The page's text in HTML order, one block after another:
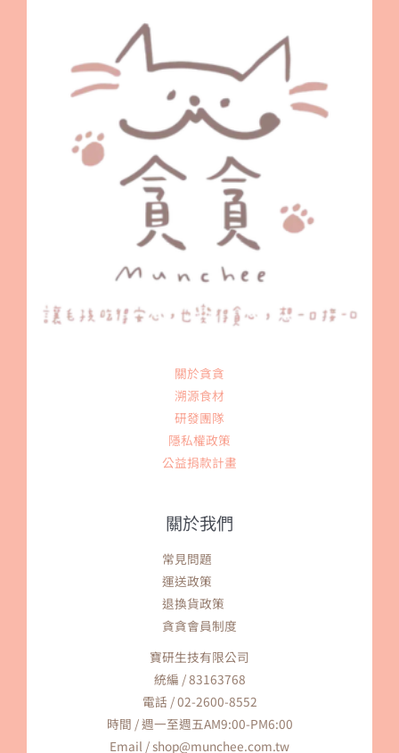
關於貪貪
溯源食材
研發團隊
隱私權政策
公益捐款計畫
關於我們
常見問題
運送政策
退換貨政策
貪貪會員制度
寶研生技有限公司
統編 / 83163768
電話 / 02-2600-8552
時間 / 週一至週五AM9:00-PM6:00
Email / shop@munchee.com.tw